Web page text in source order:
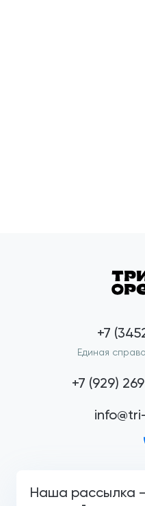
+7
Единая
+7 (929)
Наша рассылка